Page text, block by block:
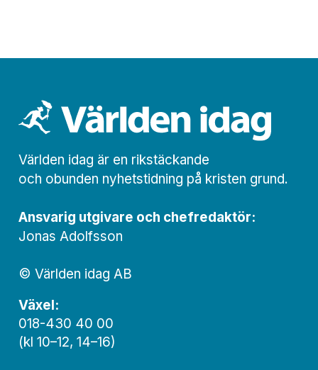
Världen idag är en rikstäckande
och obunden nyhets­­­tidning på kristen grund.
Ansvarig utgivare och chef­redaktör:
Jonas Adolfsson
© Världen idag AB
Växel:
018-430 40 00
(kl 10–12, 14–16)